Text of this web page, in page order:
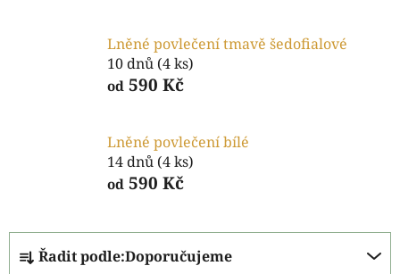
Lněné povlečení tmavě šedofialové
10 dnů (4 ks)
od 590 Kč
Lněné povlečení bílé
14 dnů (4 ks)
od 590 Kč
Ř
Řadit podle:Doporučujeme